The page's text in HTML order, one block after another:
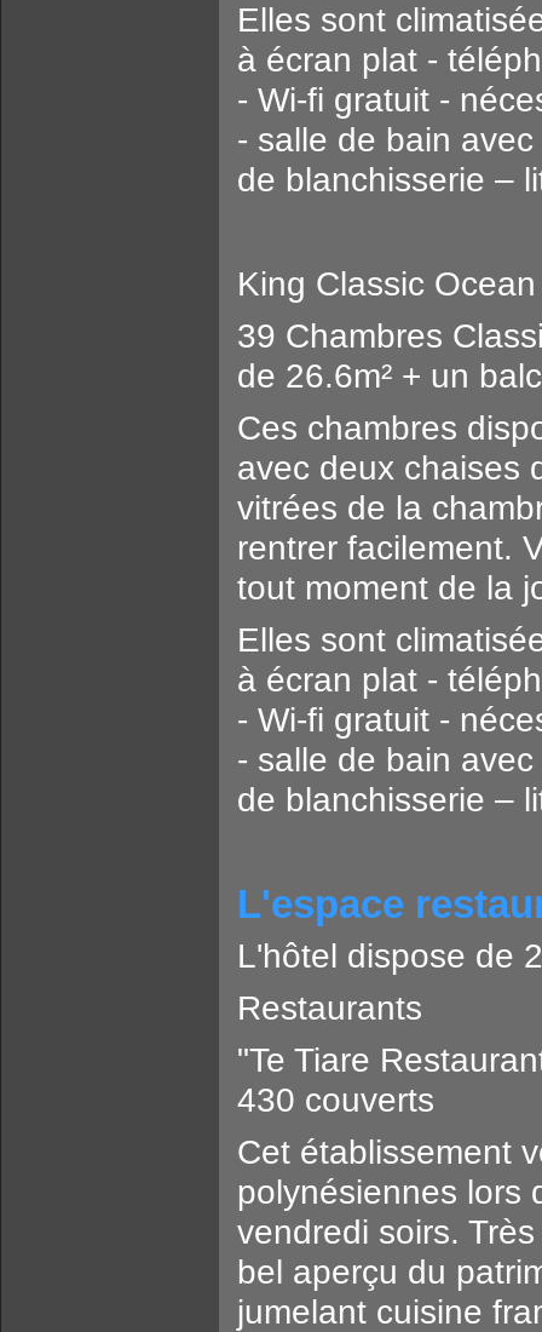
Elles sont
à écran plat -
- Wi-fi gratuit -
- salle de bain
de blanchisserie –
King Classic
39 Chambres
de 26.6m² + un
Ces chambres
avec deux chaises
vitrées de la
rentrer facilement.
tout moment de la
Elles sont
à écran plat -
- Wi-fi gratuit -
- salle de bain
de blanchisserie –
L'espace
L'hôtel dispose de
Restaurants
"Te Tiare
430 couverts
Cet établissement
polynésiennes lors
vendredi soirs.
bel aperçu du
jumelant cuisine